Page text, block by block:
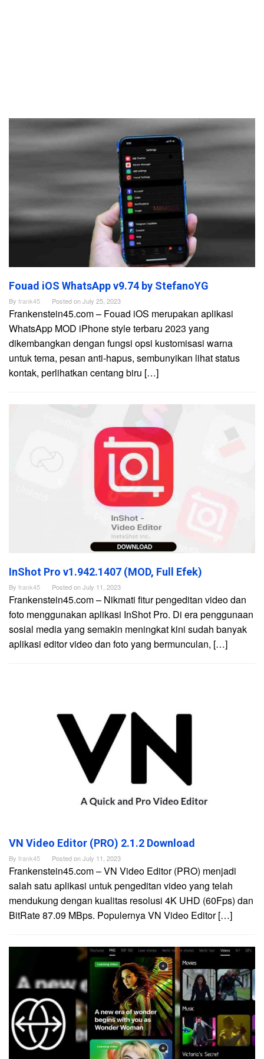
Frankenstein45.Com
Fouad iOS WhatsApp v9.74 by StefanoYG
By frank45 Posted onJuly 25, 2023
Frankenstein45.com – Fouad iOS merupakan aplikasi
WhatsApp MOD iPhone style terbaru 2023 yang
dikembangkan dengan fungsi opsi kustomisasi warna
untuk tema, pesan anti-hapus, sembunyikan lihat status
kontak, perlihatkan centang biru […]
InShot Pro v1.942.1407 (MOD, Full Efek)
By frank45 Posted onJuly 11, 2023
Frankenstein45.com – Nikmati fitur pengeditan video dan
foto menggunakan aplikasi InShot Pro. Di era penggunaan
sosial media yang semakin meningkat kini sudah banyak
aplikasi editor video dan foto yang bermunculan, […]
VN Video Editor (PRO) 2.1.2 Download
By frank45 Posted onJuly 11, 2023
Frankenstein45.com – VN Video Editor (PRO) menjadi
salah satu aplikasi untuk pengeditan video yang telah
mendukung dengan kualitas resolusi 4K UHD (60Fps) dan
BitRate 87.09 MBps. Populernya VN Video Editor […]